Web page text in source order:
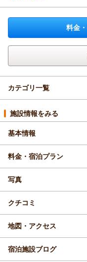
料金
カテゴリ一覧
イベント・フェア (2)
新プラン (3)
新オープン・リニューア
館内メンテナンス (5)
施設情報をみる
基本情報
料金・宿泊プラン
写真
クチコミ
地図・アクセス
宿泊施設ブログ